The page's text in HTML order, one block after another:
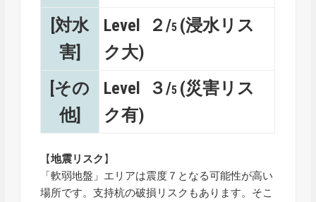
[対水
害]
Level ２/5 (浸水リス
ク大)
[その
他]
Level ３/5 (災害リス
ク有)
【地震リスク 】
「軟弱地盤」エリアは震度７となる可能性が高い
場所です。支持杭の破損リスクもあります。そこ